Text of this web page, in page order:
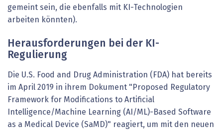
gemeint sein, die ebenfalls mit KI-Technologien
arbeiten könnten).
Herausforderungen bei der KI-
Regulierung
Die U.S. Food and Drug Administration (FDA) hat bereits
im April 2019 in ihrem Dokument "Proposed Regulatory
Framework for Modifications to Artificial
Intelligence/Machine Learning (AI/ML)-Based Software
as a Medical Device (SaMD)" reagiert, um mit den neuen